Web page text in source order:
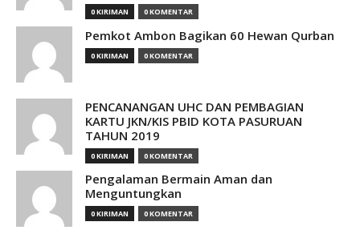
0 KIRIMAN 0 KOMENTAR
Pemkot Ambon Bagikan 60 Hewan Qurban
0 KIRIMAN 0 KOMENTAR
PENCANANGAN UHC DAN PEMBAGIAN
KARTU JKN/KIS PBID KOTA PASURUAN
TAHUN 2019
0 KIRIMAN 0 KOMENTAR
Pengalaman Bermain Aman dan
Menguntungkan
0 KIRIMAN 0 KOMENTAR